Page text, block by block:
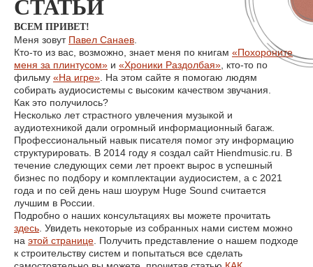
СТАТЬИ
ВСЕМ ПРИВЕТ!
Меня зовут Павел Санаев
Кто-то из вас, возможно, знает меня по книгам «Похороните
меня за плинтусом» и «Хроники Раздолбая» , кто-то по
фильму «На игре» . На этом сайте я помогаю людям
собирать аудиосистемы с высоким качеством звучания.
Как это получилось?
Несколько лет страстного увлечения музыкой и
аудиотехникой дали огромный информационный багаж.
Профессиональный навык писателя помог эту информацию
структурировать. В 2014 году я создал сайт Hiendmusic.ru. В
течение следующих семи лет проект вырос в успешный
бизнес по подбору и комплектации аудиосистем, а с 2021
года и по сей день наш шоурум Huge Sound считается
лучшим в России.
Подробно о наших консультациях вы можете прочитать
здесь . Увидеть некоторые из собранных нами систем можно
на этой странице . Получить представление о нашем подходе
к строительству систем и попытаться все сделать